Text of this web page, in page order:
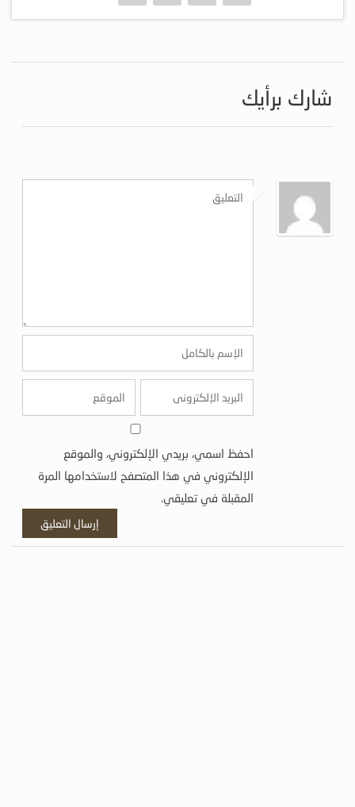
شارك برأيك
احفظ اسمي، بريدي الإلكتروني، والموقع
الإلكتروني في هذا المتصفح لاستخدامها المرة
المقبلة في تعليقي.